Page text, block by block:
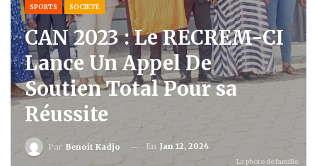
SPORTS SOCIETÉ
CAN 2023 : Le RECREM-CI
Lance Un Appel De
Soutien Total Pour sa
Réussite
Par Benoit Kadjo En Jan 12, 2024
La photo de famille.